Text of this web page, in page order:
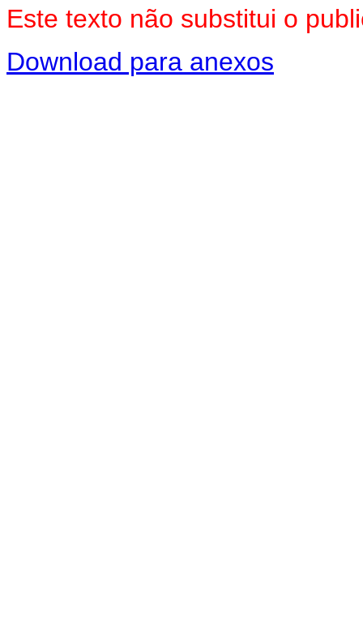
Este texto não substitui o
Download para anexos